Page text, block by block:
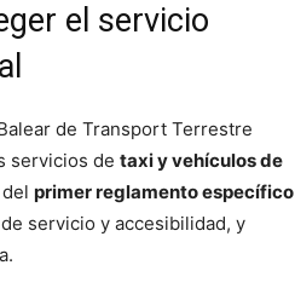
el servicio
de Transport Terrestre
servicios de taxi y vehículos de
primer reglamento específico
servicio y accesibilidad, y